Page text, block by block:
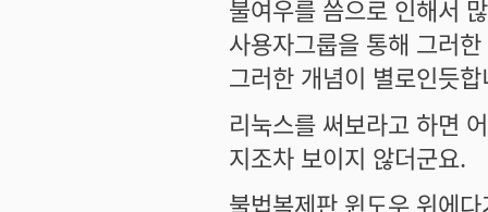
불여우를 씀으로 인해서
사용자그룹을 통해 그러
그러한 개념이 별로인듯
리눅스를 써보라고 하면
지조차 보이지 않더군요.
불법복제판 윈도우 위에